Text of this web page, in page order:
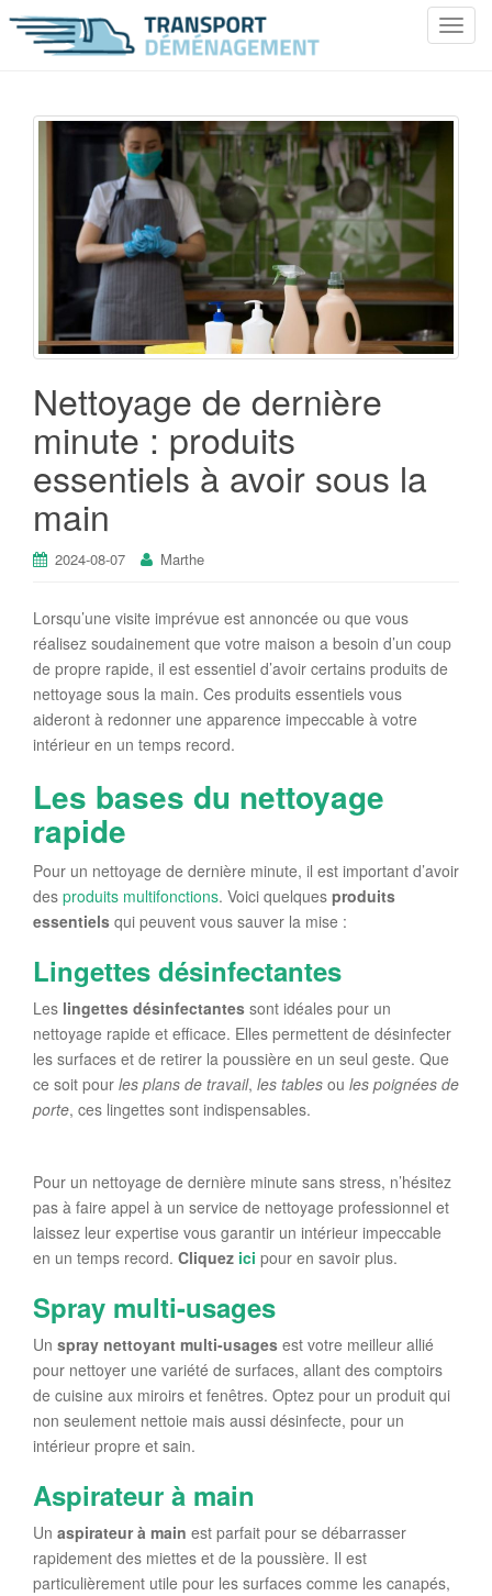
T
g
a
i
Nettoyage de dernière
minute : produits
essentiels à avoir sous la
main
2024-08-07 Marthe
Lorsqu’une visite imprévue est annoncée ou que vous
réalisez soudainement que votre maison a besoin d’un coup
de propre rapide, il est essentiel d’avoir certains produits de
nettoyage sous la main. Ces produits essentiels vous
aideront à redonner une apparence impeccable à votre
intérieur en un temps record.
Les bases du nettoyage
rapide
Pour un nettoyage de dernière minute, il est important d’avoir
des produits multifonctions. Voici quelques produits
essentiels qui peuvent vous sauver la mise :
Lingettes désinfectantes
Les lingettes désinfectantes sont idéales pour un
nettoyage rapide et efficace. Elles permettent de désinfecter
les surfaces et de retirer la poussière en un seul geste. Que
ce soit pour les plans de travail, les tables ou les poignées de
porte, ces lingettes sont indispensables.
Pour un nettoyage de dernière minute sans stress, n’hésitez
pas à faire appel à un service de nettoyage professionnel et
laissez leur expertise vous garantir un intérieur impeccable
en un temps record. Cliquez ici pour en savoir plus.
Spray multi-usages
Un spray nettoyant multi-usages est votre meilleur allié
pour nettoyer une variété de surfaces, allant des comptoirs
de cuisine aux miroirs et fenêtres. Optez pour un produit qui
non seulement nettoie mais aussi désinfecte, pour un
intérieur propre et sain.
Aspirateur à main
Un aspirateur à main est parfait pour se débarrasser
rapidement des miettes et de la poussière. Il est
particulièrement utile pour les surfaces comme les canapés,